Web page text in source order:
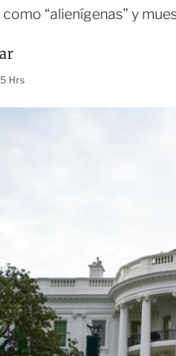
“alienígenas” y
Hrs